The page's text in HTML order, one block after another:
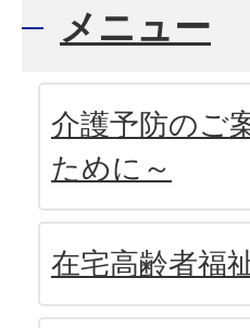
メニュー
介護予防のご
ために～
在宅高齢者福